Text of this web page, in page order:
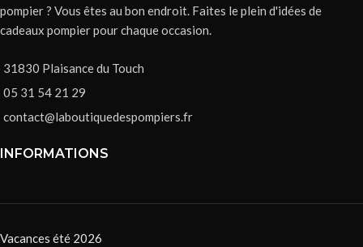
pompier ? Vous êtes au bon endroit. Faites le plein d'idées de
cadeaux pompier pour chaque occasion.
31830 Plaisance du Touch
05 31 54 21 29
contact@laboutiquedespompiers.fr
INFORMATIONS
Vacances été 2026